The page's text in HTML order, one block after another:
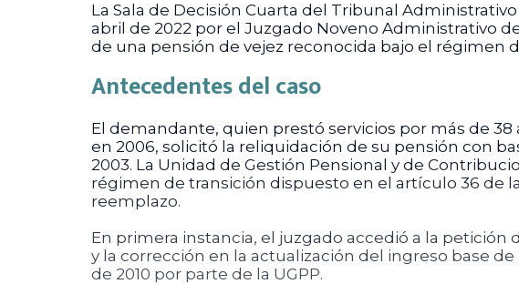
La Sala de Decisión Cuarta del Tribunal
abril de 2022 por el Juzgado Noveno Administrativo
de una pensión de vejez reconocida bajo el régimen
Antecedentes del caso
El demandante, quien prestó servicios por más de
en 2006, solicitó la reliquidación de su pensión con
2003. La Unidad de Gestión Pensional y de
régimen de transición dispuesto en el artículo 36 de
reemplazo.
En primera instancia, el juzgado accedió a la
y la corrección en la actualización del ingreso base
de 2010 por parte de la UGPP.